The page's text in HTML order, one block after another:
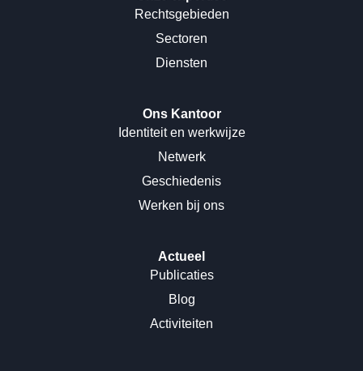
Rechtsgebieden
Sectoren
Diensten
Ons Kantoor
Identiteit en werkwijze
Netwerk
Geschiedenis
Werken bij ons
Actueel
Publicaties
Blog
Activiteiten